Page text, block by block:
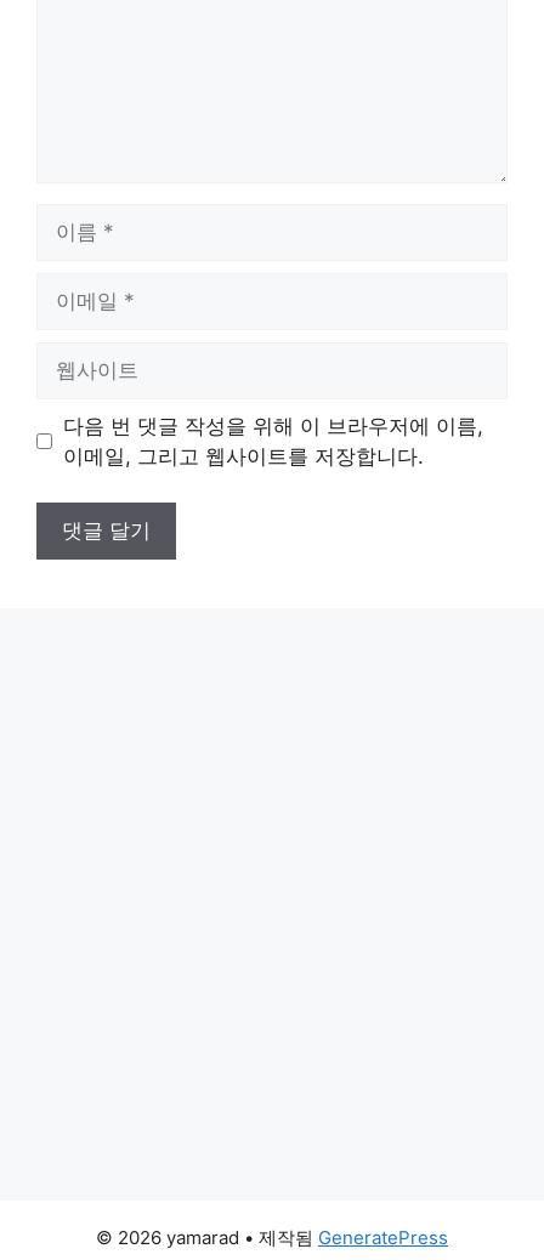
트
다음 번 댓글 작성을 위해 이 브라우저에 이름,
이메일, 그리고 웹사이트를 저장합니다.
© 2026 yamarad • 제작됨 GeneratePress